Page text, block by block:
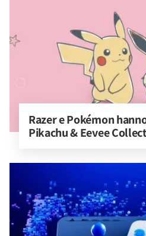
Razer e Pokémon
Pikachu & Eevee